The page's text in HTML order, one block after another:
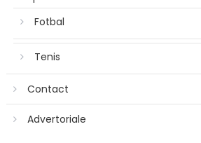
Fotbal
Tenis
Contact
Advertoriale